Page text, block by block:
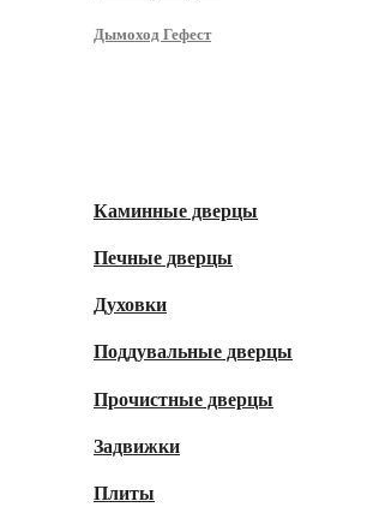
Дымоход Гефест
Каминные дверцы
Печные дверцы
Духовки
Поддувальные дверцы
Прочистные дверцы
Задвижки
Плиты